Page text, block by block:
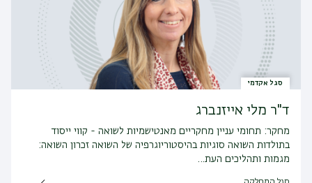
סגל אקדמי
ד"ר מלי אייזנברג
מחקר: תחומי עניין מחקריים מאנטישמיות לשואה - קווי ייסוד
בתולדות השואה סוגיות בהיסטוריוגרפיה של השואה זכרון השואה:
מגמות ותהליכים העת…